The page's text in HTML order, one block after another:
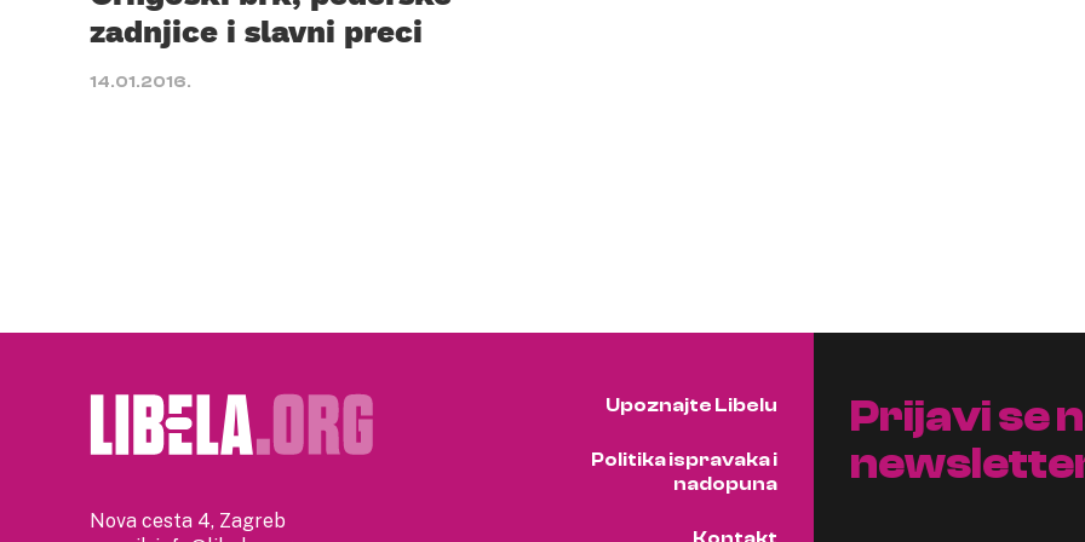
zadnjice i slavni preci
14.01.2016.
Nova cesta 4, Zagreb
Upoznajte Libelu
Politika ispravaka i
nadopuna
Prijavi se